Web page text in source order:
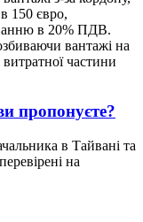
150 євро,
в 20% ПДВ.
вантажі на
частини
пропонуєте?
в Тайвані та
на